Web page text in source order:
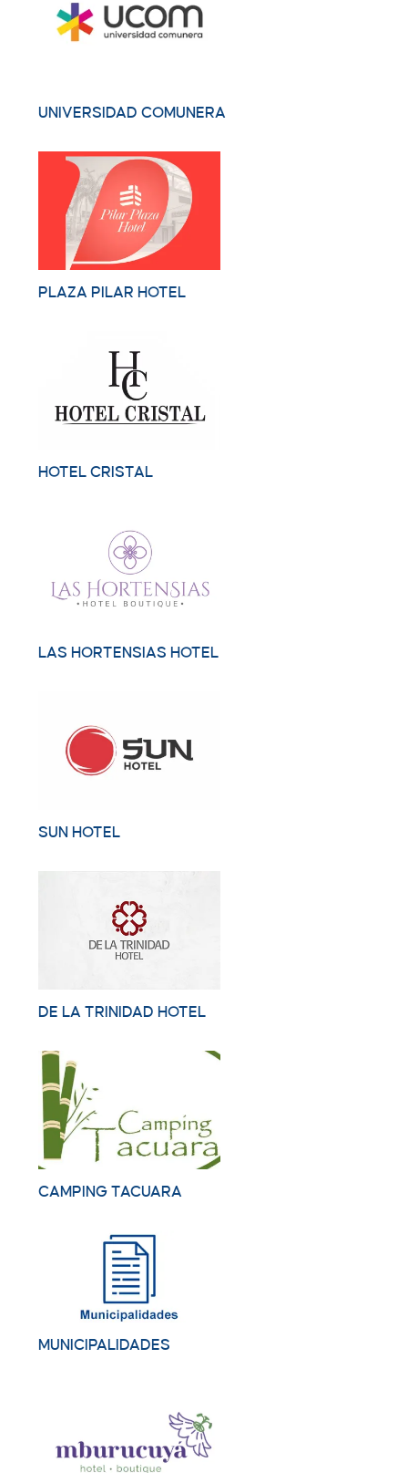
UNIVERSIDAD COMUNERA
PLAZA PILAR HOTEL
HOTEL CRISTAL
LAS HORTENSIAS HOTEL
SUN HOTEL
DE LA TRINIDAD HOTEL
CAMPING TACUARA
MUNICIPALIDADES